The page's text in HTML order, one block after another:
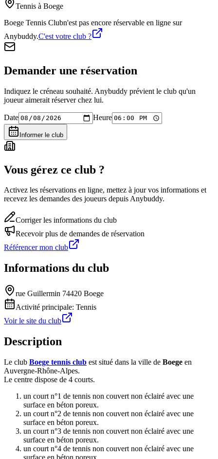
Tennis à Boege
Boege Tennis Clubn'est pas encore réservable en ligne sur
Anybuddy.C'est votre club ?
Demander une réservation
Indiquez le créneau souhaité. Anybuddy prévient le club qu'un
joueur aimerait réserver chez lui.
Date Heure
Informer le club
Vous gérez ce club ?
Activez les réservations en ligne, mettez à jour vos informations et
recevez les demandes des joueurs depuis Anybuddy.
Corriger les informations du club
Recevoir plus de demandes de réservation
Référencer mon club
Informations du club
rue Guillermin 74420 Boege
Activité principale: Tennis
Voir le site du club
Description
Le club Boege tennis club est situé dans la ville de Boege en
Auvergne-Rhône-Alpes.
Le centre dispose de 4 courts.
un court n°1 de tennis non couvert non éclairé avec une
surface en béton poreux.
un court n°2 de tennis non couvert non éclairé avec une
surface en béton poreux.
un court n°3 de tennis non couvert non éclairé avec une
surface en béton poreux.
un court n°4 de tennis non couvert non éclairé avec une
surface en béton poreux.